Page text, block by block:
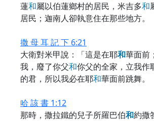
蓮和屬以伯蓮鄉村的居民，米吉多和
居民；迦南人卻執意住在那些地方。
撒 母 耳 記 下 6:21
大衛對米甲說：「這是在耶和華面前
我，廢了你父和你父的全家，立我作
的君，所以我必在耶和華面前跳舞。
哈 該 書 1:12
那時，撒拉鐵的兒子所羅巴伯和約撒